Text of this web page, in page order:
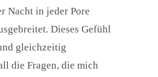
Nacht in jeder Pore
Dieses Gefühl
gleichzeitig
die Fragen, die mich